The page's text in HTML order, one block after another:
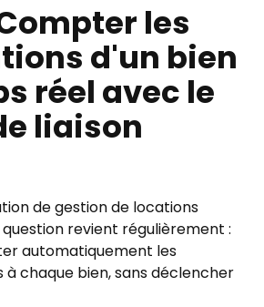
les
d'un bien
réel avec le
liaison
de gestion de locations
question revient régulièrement :
automatiquement les
à chaque bien, sans déclencher